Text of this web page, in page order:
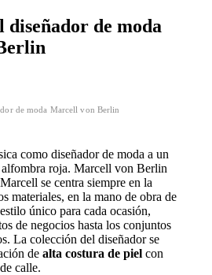
de moda
de moda Marcell von Berlin
como diseñador de moda a un
alfombra roja. Marcell von Berlin
se centra siempre en la
materiales, en la mano de obra de
único para cada ocasión,
de negocios hasta los conjuntos
La colección del diseñador se
dealta costura de piel con
calle.